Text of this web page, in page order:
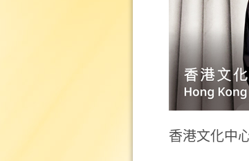
香港文化中